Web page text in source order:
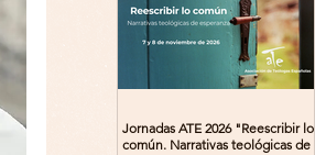
Jornadas ATE 2026 "Reescribir lo
común. Narrativas teológicas de